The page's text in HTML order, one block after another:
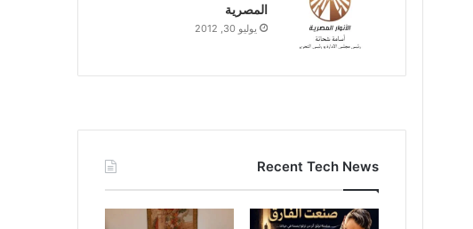
المصرية
يوليو 30, 2012
Recent Tech News